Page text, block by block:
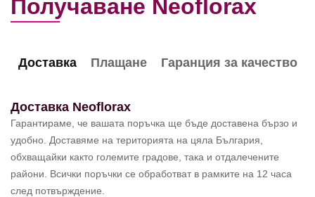
Получаване Neoflorax
Доставка Плащане Гаранция за качество
Доставка Neoflorax
Гарантираме, че вашата поръчка ще бъде доставена бързо и
удобно. Доставяме на територията на цяла България,
обхващайки както големите градове, така и отдалечените
райони. Всички поръчки се обработват в рамките на 12 часа
след потвърждение.